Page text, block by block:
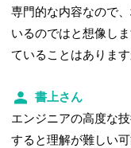
専門的な内容なので
いるのではと想像し
ていることはあります
書上さん
エンジニアの高度な
すると理解が難しい